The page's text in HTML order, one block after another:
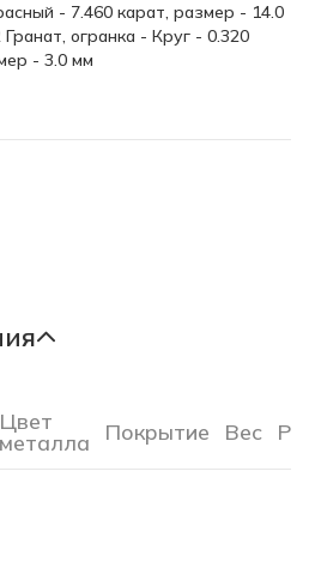
- 7.460 карат, размер - 14.0
огранка - Круг - 0.320
- 3.0 мм
Цвет
металла Покрытие Вес